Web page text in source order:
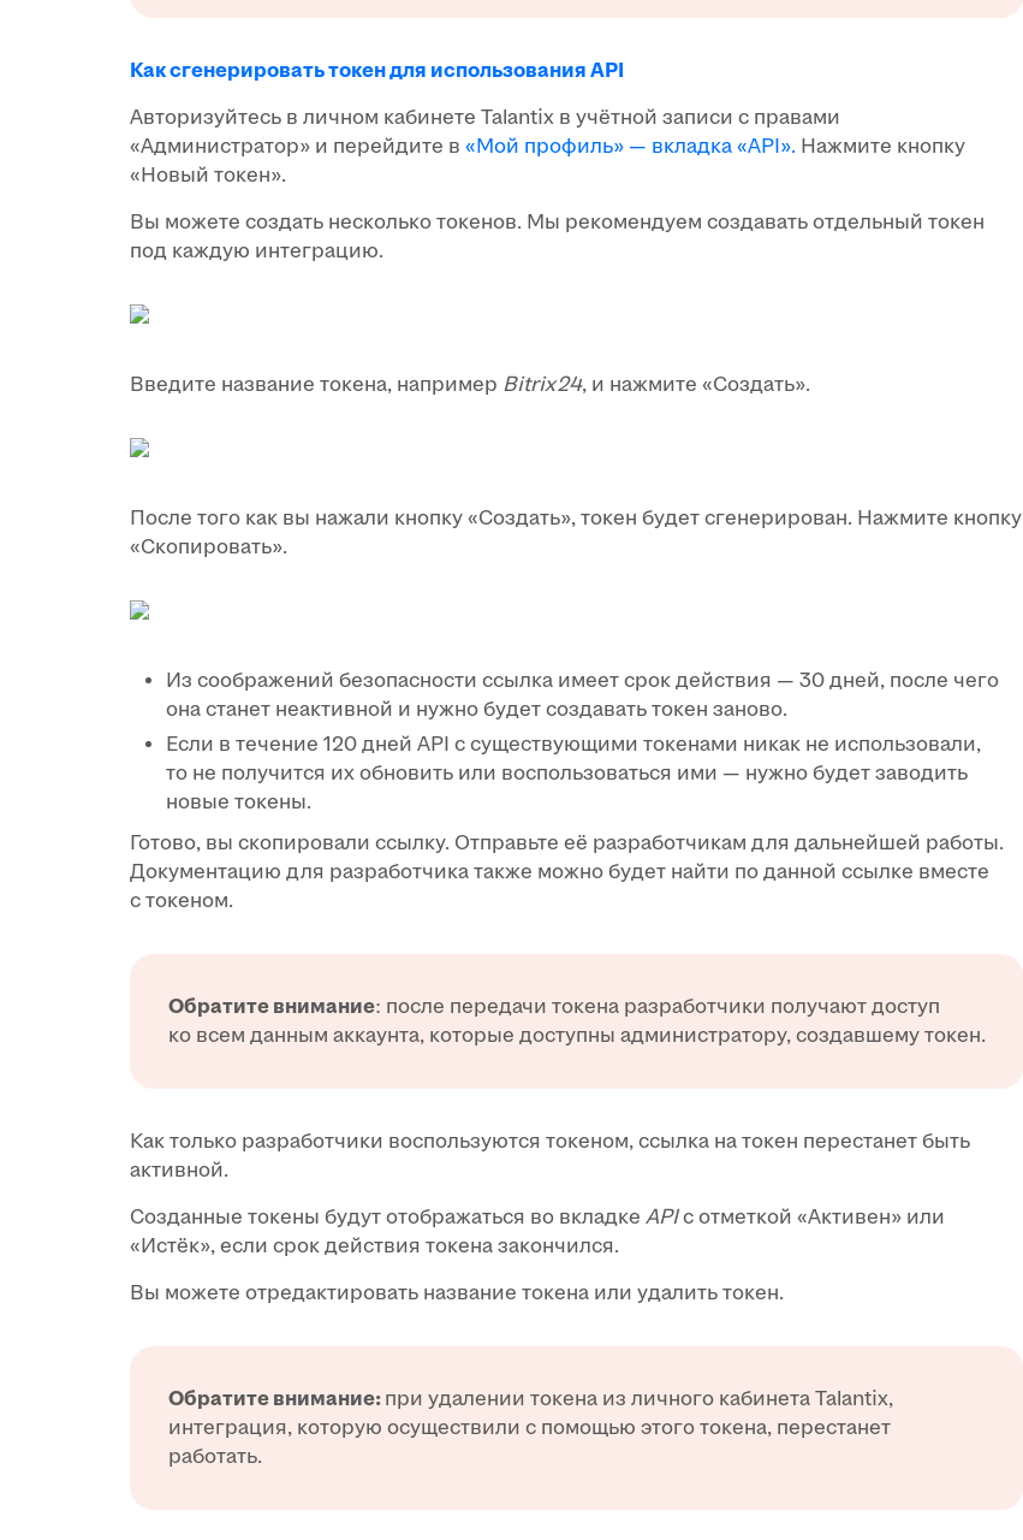
Как сгенерировать токен для использования API
Авторизуйтесь в личном кабинете Talantix в учётной записи с правами
«Администратор» и перейдите в «Мой профиль» — вкладка «API». Нажмите кнопку
«Новый токен».
Вы можете создать несколько токенов. Мы рекомендуем создавать отдельный токен
под каждую интеграцию.
Введите название токена, например Bitrix24, и нажмите «Создать».
После того как вы нажали кнопку «Создать», токен будет сгенерирован. Нажмите кнопку
«Скопировать».
Из соображений безопасности ссылка имеет срок действия — 30 дней, после чего
она станет неактивной и нужно будет создавать токен заново.
Если в течение 120 дней API с существующими токенами никак не использовали,
то не получится их обновить или воспользоваться ими — нужно будет заводить
новые токены.
Готово, вы скопировали ссылку. Отправьте её разработчикам для дальнейшей работы.
Документацию для разработчика также можно будет найти по данной ссылке вместе
с токеном.
Обратите внимание: после передачи токена разработчики получают доступ
ко всем данным аккаунта, которые доступны администратору, создавшему токен.
Как только разработчики воспользуются токеном, ссылка на токен перестанет быть
активной.
Созданные токены будут отображаться во вкладке APIс отметкой «Активен» или
«Истёк», если срок действия токена закончился.
Вы можете отредактировать название токена или удалить токен.
Обратите внимание: при удалении токена из личного кабинета Talantix,
интеграция, которую осуществили с помощью этого токена, перестанет
работать.